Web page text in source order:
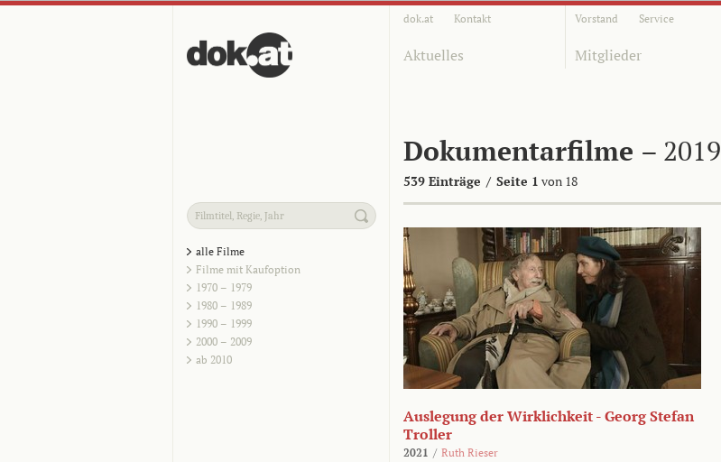
dok.at Kontakt Vorstand Service
Aktuelles Mitglieder
Dokumentarfilme – 2019
539 Einträge / Seite 1 von 18
alle Filme
Filme mit Kaufoption
1970 – 1979
1980 – 1989
1990 – 1999
2000 – 2009
ab 2010
Auslegung der Wirklichkeit - Georg Stefan
Troller
2021 / Ruth Rieser